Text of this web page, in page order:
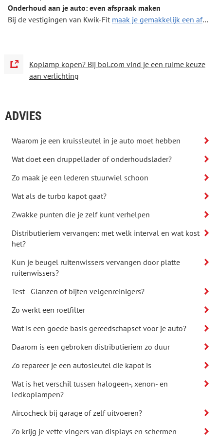
Onderhoud aan je auto: even afspraak maken
Bij de vestigingen van Kwik-Fit maak je gemakkelijk een afspraak om je auto te onderhouden
Koplamp kopen? Bij bol.com vind je een ruime keuze
aan verlichting
ADVIES
Waarom je een kruissleutel in je auto moet hebben
Wat doet een druppellader of onderhoudslader?
Zo maak je een lederen stuurwiel schoon
Wat als de turbo kapot gaat?
Zwakke punten die je zelf kunt verhelpen
Distributieriem vervangen: met welk interval en wat kost
het?
Kun je beugel ruitenwissers vervangen door platte
ruitenwissers?
Test - Glanzen of bijten velgenreinigers?
Zo werkt een roetfilter
Wat is een goede basis gereedschapset voor je auto?
Daarom is een gebroken distributieriem zo duur
Zo repareer je een autosleutel die kapot is
Wat is het verschil tussen halogeen-, xenon- en
ledkoplampen?
Aircocheck bij garage of zelf uitvoeren?
Zo krijg je vette vingers van displays en schermen